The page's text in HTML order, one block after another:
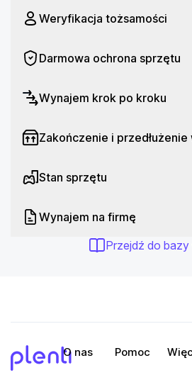
Weryfikacja tożsamości
Darmowa ochrona sprzętu
Wynajem krok po kroku
Zakończenie i przedłużenie
Stan sprzętu
Wynajem na firmę
Przejdź do
O nas Pomoc